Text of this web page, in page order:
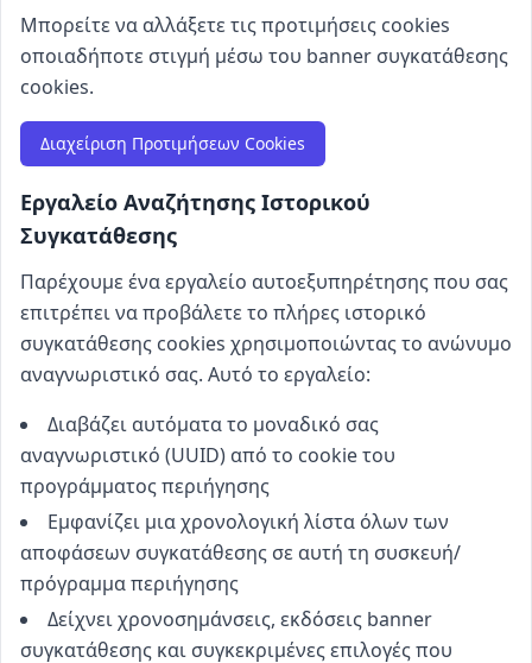
Μπορείτε να αλλάξετε τις προτιμήσεις cookies
οποιαδήποτε στιγμή μέσω του banner συγκατάθεσης
cookies.
Διαχείριση Προτιμήσεων Cookies
Εργαλείο Αναζήτησης Ιστορικού
Συγκατάθεσης
Παρέχουμε ένα εργαλείο αυτοεξυπηρέτησης που σας
επιτρέπει να προβάλετε το πλήρες ιστορικό
συγκατάθεσης cookies χρησιμοποιώντας το ανώνυμο
αναγνωριστικό σας. Αυτό το εργαλείο:
Διαβάζει αυτόματα το μοναδικό σας
αναγνωριστικό (UUID) από το cookie του
προγράμματος περιήγησης
Εμφανίζει μια χρονολογική λίστα όλων των
αποφάσεων συγκατάθεσης σε αυτή τη συσκευή/
πρόγραμμα περιήγησης
Δείχνει χρονοσημάνσεις, εκδόσεις banner
συγκατάθεσης και συγκεκριμένες επιλογές που